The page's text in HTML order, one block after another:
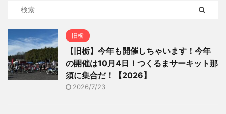
旧栃
【旧栃】今年も開催しちゃいます！今年
の開催は10月4日！つくるまサーキット那
須に集合だ！【2026】
2026/7/23